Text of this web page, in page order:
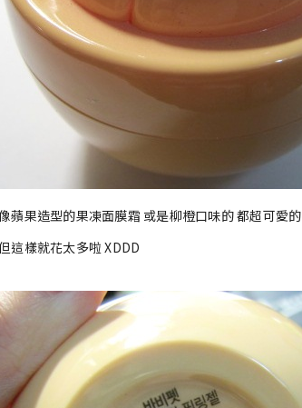
蘋果造型的果凍面膜霜 或是柳橙口味的 都超可愛的
這樣就花太多啦 XDDD